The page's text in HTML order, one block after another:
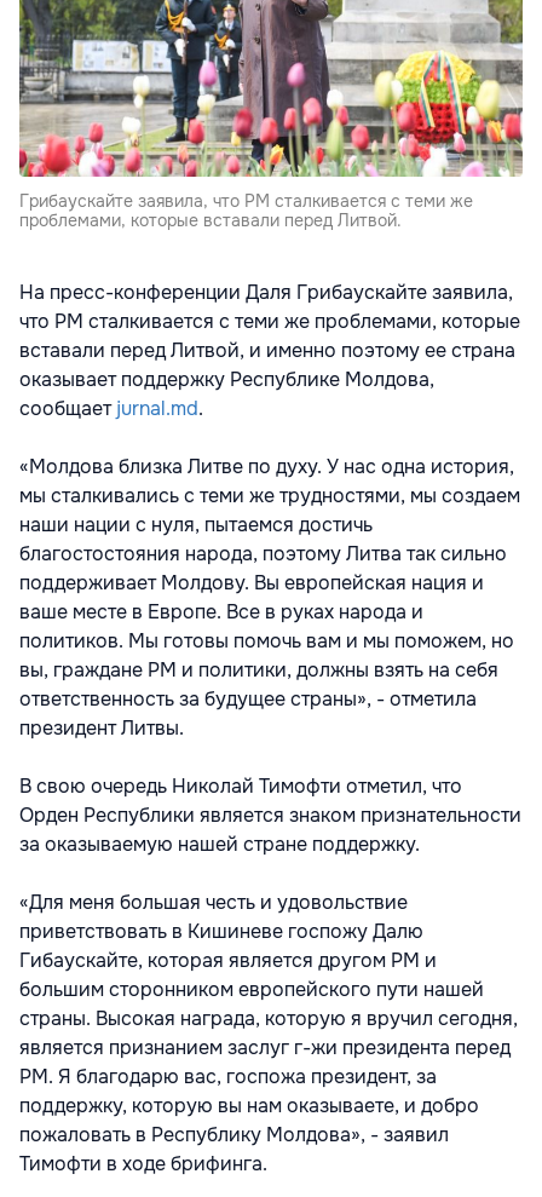
Грибаускайте заявила, что РМ сталкивается с теми же
проблемами, которые вставали перед Литвой.
На пресс-конференции Даля Грибаускайте заявила,
что РМ сталкивается с теми же проблемами, которые
вставали перед Литвой, и именно поэтому ее страна
оказывает поддержку Республике Молдова,
сообщаетjurnal.md.
«Молдова близка Литве по духу. У нас одна история,
мы сталкивались с теми же трудностями, мы создаем
наши нации с нуля, пытаемся достичь
благостостояния народа, поэтому Литва так сильно
поддерживает Молдову. Вы европейская нация и
ваше месте в Европе. Все в руках народа и
политиков. Мы готовы помочь вам и мы поможем, но
вы, граждане РМ и политики, должны взять на себя
ответственность за будущее страны», - отметила
президент Литвы.
В свою очередь Николай Тимофти отметил, что
Орден Республики является знаком признательности
за оказываемую нашей стране поддержку.
«Для меня большая честь и удовольствие
приветствовать в Кишиневе госпожу Далю
Гибаускайте, которая является другом РМ и
большим сторонником европейского пути нашей
страны. Высокая награда, которую я вручил сегодня,
является признанием заслуг г-жи президента перед
РМ. Я благодарю вас, госпожа президент, за
поддержку, которую вы нам оказываете, и добро
пожаловать в Республику Молдова», - заявил
Тимофти в ходе брифинга.